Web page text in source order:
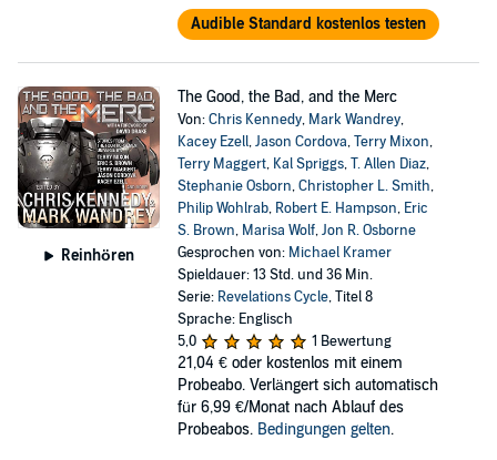
Audible Standard kostenlos testen
Reinhören
The Good, the Bad, and the Merc
Von:Chris Kennedy, Mark Wandrey,
Kacey Ezell,Jason Cordova,Terry Mixon,
Terry Maggert, Kal Spriggs,T. Allen Diaz,
Stephanie Osborn,Christopher L. Smith,
Philip Wohlrab, Robert E. Hampson, Eric
S. Brown, Marisa Wolf,Jon R. Osborne
Gesprochen von: Michael Kramer
Spieldauer: 13 Std. und 36 Min.
Serie: Revelations Cycle, Titel 8
Sprache: Englisch
5,0
1 Bewertung
21,04 € oder kostenlos mit einem
Probeabo. Verlängert sich automatisch
für 6,99 €/Monat nach Ablauf des
Probeabos. Bedingungen gelten.